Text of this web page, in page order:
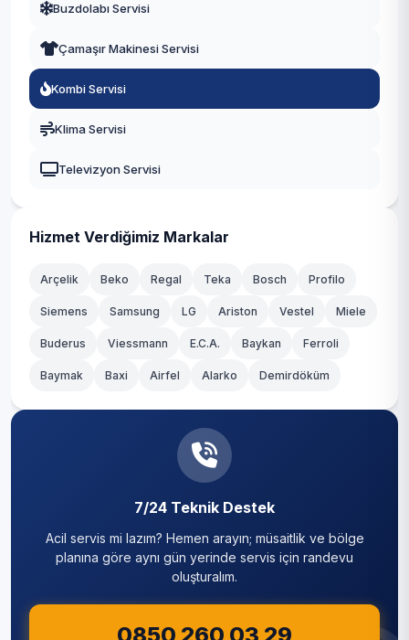
Buzdolabı Servisi
Çamaşır Makinesi Servisi
Kombi Servisi
Klima Servisi
Televizyon Servisi
Hizmet Verdiğimiz Markalar
Arçelik Beko Regal Teka Bosch Profilo
Siemens Samsung LG Ariston Vestel Miele
Buderus Viessmann E.C.A. Baykan Ferroli
Baymak Baxi Airfel Alarko Demirdöküm
7/24 Teknik Destek
Acil servis mi lazım? Hemen arayın; müsaitlik ve bölge
planına göre aynı gün yerinde servis için randevu
oluşturalım.